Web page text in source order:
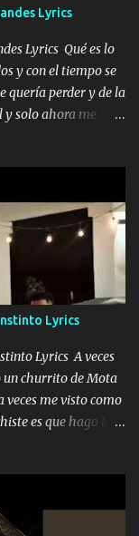
la ropa no
a la Luna y si
Chingada
p'uta loquera y al
tristeza me
mi mente Ella era
Lyrics
Lyrics Qué es lo
y con el tiempo se
quería perder y de la
y solo ahora me
Porque me
fue triste pa mí Y
yo y la luna
qué será de mí si
en el fondo te
Lyrics
Lyrics A veces
un churrito de Mota
veces me visto como
es que hago lo
mis plebes Música
la cachucha de lado